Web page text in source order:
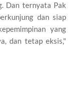
Dan ternyata Pak
dan siap
yang
dan tetap eksis,"